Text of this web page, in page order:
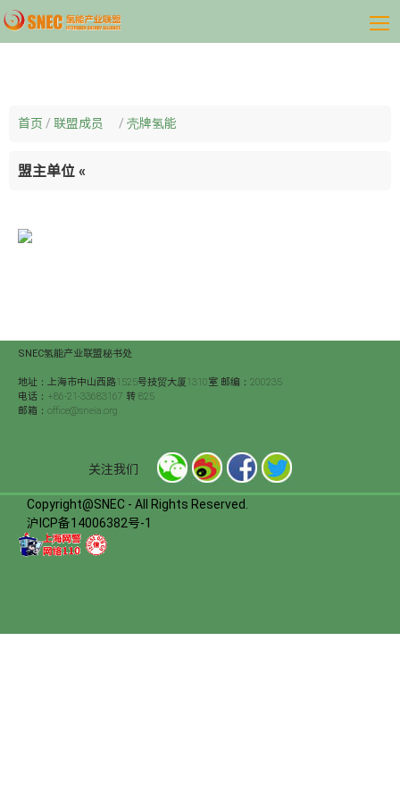
首页 / 联盟成员 / 壳牌氢能
盟主单位 «
SNEC氢能产业联盟秘书处
地址：上海市中山西路1525号技贸大厦1310室 邮编：200235
电话：+86-21-33683167 转 825
邮箱：office@sneia.org
关注我们
Copyright@SNEC - All Rights Reserved.
沪ICP备14006382号-1